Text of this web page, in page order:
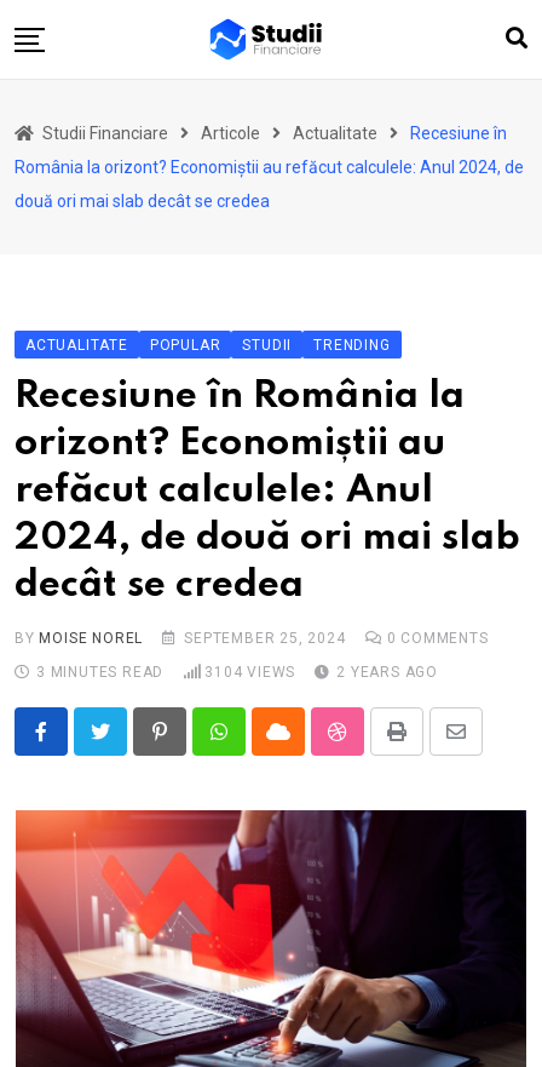
to
Actualitate
Investiții
Analize ASF
Studii Financiare Articole Actualitate
Recesiune în
România la orizont? Economiștii au refăcut calculele: Anul 2024, de
două ori mai slab decât se credea
ACTUALITATE POPULAR STUDII TRENDING
Recesiune în România la
orizont? Economiștii au
refăcut calculele: Anul
2024, de două ori mai slab
decât se credea
BY MOISE NOREL SEPTEMBER 25, 2024 0 COMMENTS
3 MINUTES READ
3104 VIEWS 2 YEARS AGO
PinterestWhatsappCloud StumbleUpon
Print
Share
Email